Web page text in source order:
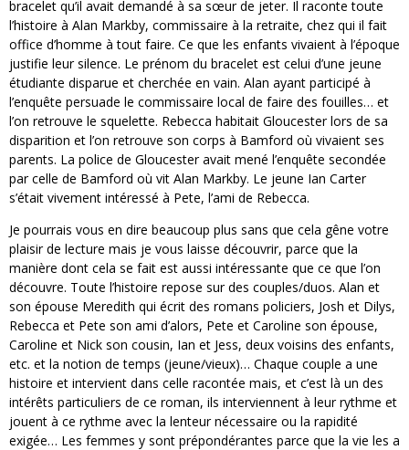
bracelet qu’il avait demandé à sa sœur de jeter. Il raconte toute
l’histoire à Alan Markby, commissaire à la retraite, chez qui il fait
office d’homme à tout faire. Ce que les enfants vivaient à l’époque
justifie leur silence. Le prénom du bracelet est celui d’une jeune
étudiante disparue et cherchée en vain. Alan ayant participé à
l’enquête persuade le commissaire local de faire des fouilles… et
l’on retrouve le squelette. Rebecca habitait Gloucester lors de sa
disparition et l’on retrouve son corps à Bamford où vivaient ses
parents. La police de Gloucester avait mené l’enquête secondée
par celle de Bamford où vit Alan Markby. Le jeune Ian Carter
s’était vivement intéressé à Pete, l’ami de Rebecca.
Je pourrais vous en dire beaucoup plus sans que cela gêne votre
plaisir de lecture mais je vous laisse découvrir, parce que la
manière dont cela se fait est aussi intéressante que ce que l’on
découvre. Toute l’histoire repose sur des couples/duos. Alan et
son épouse Meredith qui écrit des romans policiers, Josh et Dilys,
Rebecca et Pete son ami d’alors, Pete et Caroline son épouse,
Caroline et Nick son cousin, Ian et Jess, deux voisins des enfants,
etc. et la notion de temps (jeune/vieux)… Chaque couple a une
histoire et intervient dans celle racontée mais, et c’est là un des
intérêts particuliers de ce roman, ils interviennent à leur rythme et
jouent à ce rythme avec la lenteur nécessaire ou la rapidité
exigée… Les femmes y sont prépondérantes parce que la vie les a